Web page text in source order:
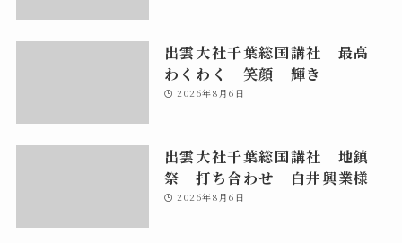
出雲大社千葉総国講社 最高
わくわく 笑顔 輝き
2026年8月6日
出雲大社千葉総国講社 地鎮
祭 打ち合わせ 白井興業様
2026年8月6日